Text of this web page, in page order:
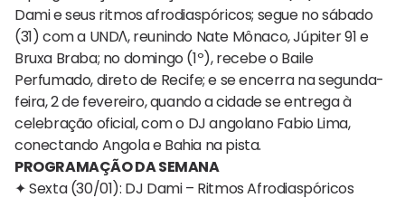
Dami e seus ritmos afrodiaspóricos; segue no sábado
(31) com a UNDΛ, reunindo Nate Mônaco, Júpiter 91 e
Bruxa Braba; no domingo (1º), recebe o Baile
Perfumado, direto de Recife; e se encerra na segunda-
feira, 2 de fevereiro, quando a cidade se entrega à
celebração oficial, com o DJ angolano Fabio Lima,
conectando Angola e Bahia na pista.
PROGRAMAÇÃO DA SEMANA
✦ Sexta (30/01): DJ Dami – Ritmos Afrodiaspóricos